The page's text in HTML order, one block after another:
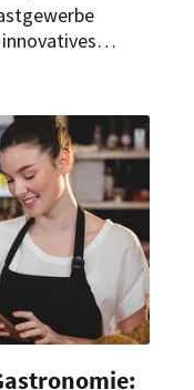
im Service
in die